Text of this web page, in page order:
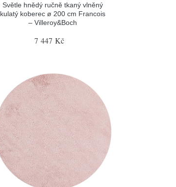
Světle hnědý ručně tkaný vlněný
kulatý koberec ø 200 cm Francois
– Villeroy&Boch
7 447 Kč